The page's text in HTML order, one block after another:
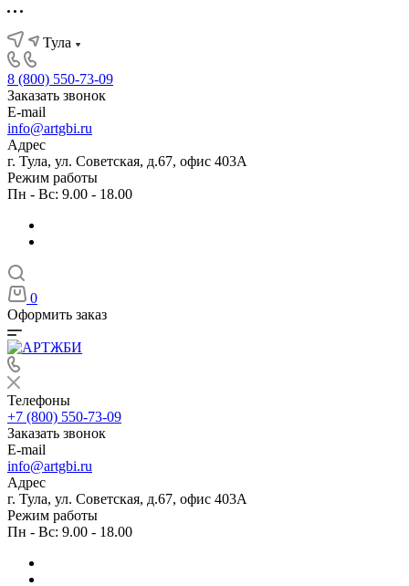
Тула
8 (800) 550-73-09
Заказать звонок
E-mail
info@artgbi.ru
Адрес
г. Тула, ул. Советская, д.67, офис 403А
Режим работы
Пн - Вс: 9.00 - 18.00
0
Оформить заказ
Телефоны
+7 (800) 550-73-09
Заказать звонок
E-mail
info@artgbi.ru
Адрес
г. Тула, ул. Советская, д.67, офис 403А
Режим работы
Пн - Вс: 9.00 - 18.00